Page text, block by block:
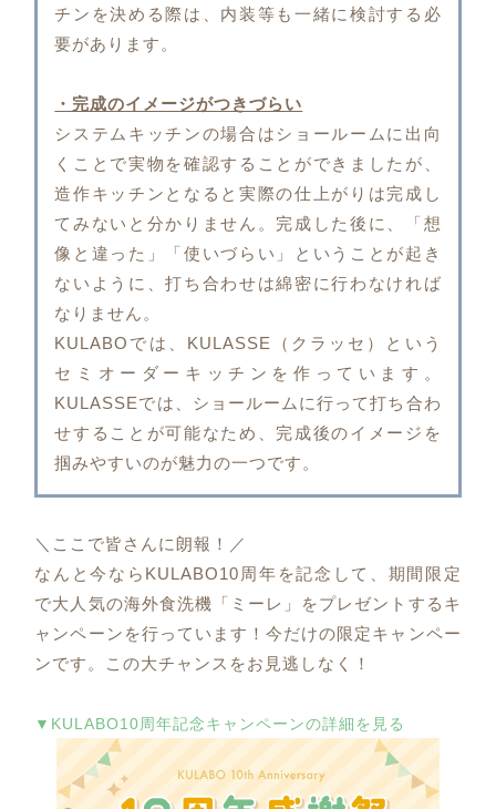
チンを決める際は、内装等も一緒に検討する必
要があります。
・完成のイメージがつきづらい
システムキッチンの場合はショールームに出向
くことで実物を確認することができましたが、
造作キッチンとなると実際の仕上がりは完成し
てみないと分かりません。完成した後に、「想
像と違った」「使いづらい」ということが起き
ないように、打ち合わせは綿密に行わなければ
なりません。
KULABOでは、KULASSE（クラッセ）という
セミオーダーキッチンを作っています。
KULASSEでは、ショールームに行って打ち合わ
せすることが可能なため、完成後のイメージを
掴みやすいのが魅力の一つです。
＼ここで皆さんに朗報！／
なんと今ならKULABO10周年を記念して、期間限定
で大人気の海外食洗機「ミーレ」をプレゼントするキ
ャンペーンを行っています！今だけの限定キャンペー
ンです。この大チャンスをお見逃しなく！
▼KULABO10周年記念キャンペーンの詳細を見る